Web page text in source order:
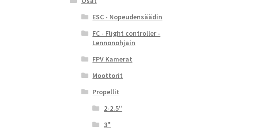
ESC - Nopeudensäädin
FC - Flight controller -
Lennonohjain
FPV Kamerat
Moottorit
Propellit
2-2.5"
3"